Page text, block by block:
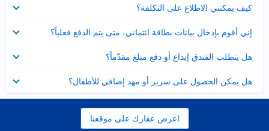
كيف يمكنني الاطلاع على التكلفة؟
مصغر
إني أقوم بإدخال بيانات بطاقة ائتماني، متى يتم الدفع فعلياً؟
مصغر
هل يتطلب الفندق إيداع أو دفع مبلغ مقدّماً؟
مصغر
هل يمكن الحصول على سرير أو مهد إضافي للأطفال؟
مصغر
اعرض عقارك على موقعنا